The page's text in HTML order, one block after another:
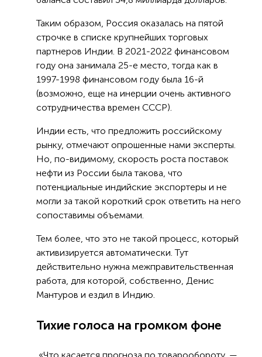
Таким образом, Россия оказалась на пятой
строчке в списке крупнейших торговых
партнеров Индии. В 2021-2022 финансовом
году она занимала 25-е место, тогда как в
1997-1998 финансовом году была 16-й
(возможно, еще на инерции очень активного
сотрудничества времен СССР).
Индии есть, что предложить российскому
рынку, отмечают опрошенные нами эксперты.
Но, по-видимому, скорость роста поставок
нефти из России была такова, что
потенциальные индийские экспортеры и не
могли за такой короткий срок ответить на него
сопоставимы объемами.
Тем более, что это не такой процесс, который
активизируется автоматически. Тут
действительно нужна межправительственная
работа, для которой, собственно, Денис
Мантуров и ездил в Индию.
Тихие голоса на громком фоне
«Что касается прогноза по товарообороту, —